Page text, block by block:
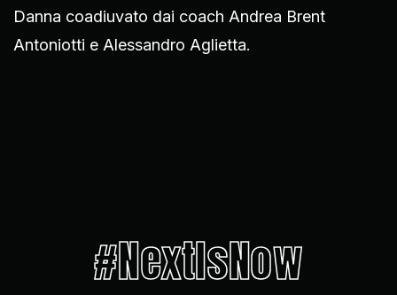
Danna coadiuvato dai coach Andrea Brent
Antoniotti e Alessandro Aglietta.
#NextIsNow